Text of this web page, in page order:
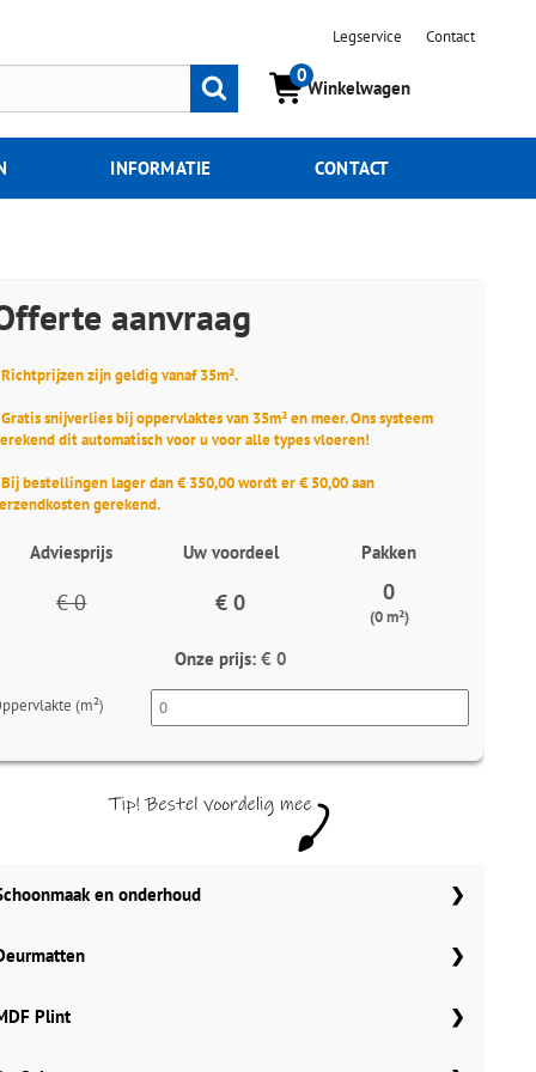
Legservice Contact
0
Winkelwagen
Zoeken
INFORMATIE CONTACT
aanvraag
zijn geldig vanaf 35m².
snijverlies bij oppervlaktes van 35m² en meer. Ons systeem
dit automatisch voor u voor alle types vloeren!
bestellingen lager dan € 350,00 wordt er € 50,00 aan
gerekend.
Adviesprijs Uw voordeel Pakken
€ 0 € 0 0
(0 m²)
Onze prijs: € 0
(m²)
en onderhoud
Plint